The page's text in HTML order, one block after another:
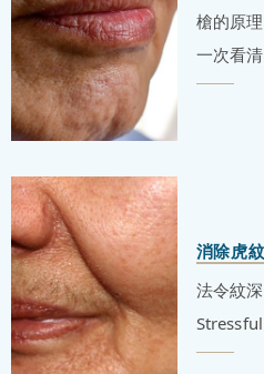
槍的原
一次看清
消除虎紋
法令紋